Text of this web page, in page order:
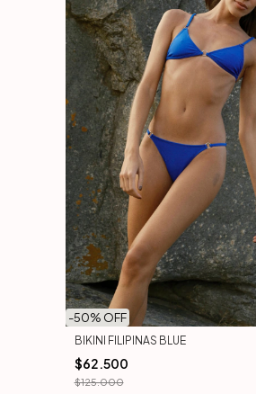
-50% OFF
BIKINI FILIPINAS BLUE
$62.500
$125.000